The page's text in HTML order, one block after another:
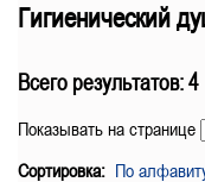
Гигиенический
Всего результатов:4
Показывать на странице
Сортировка: По